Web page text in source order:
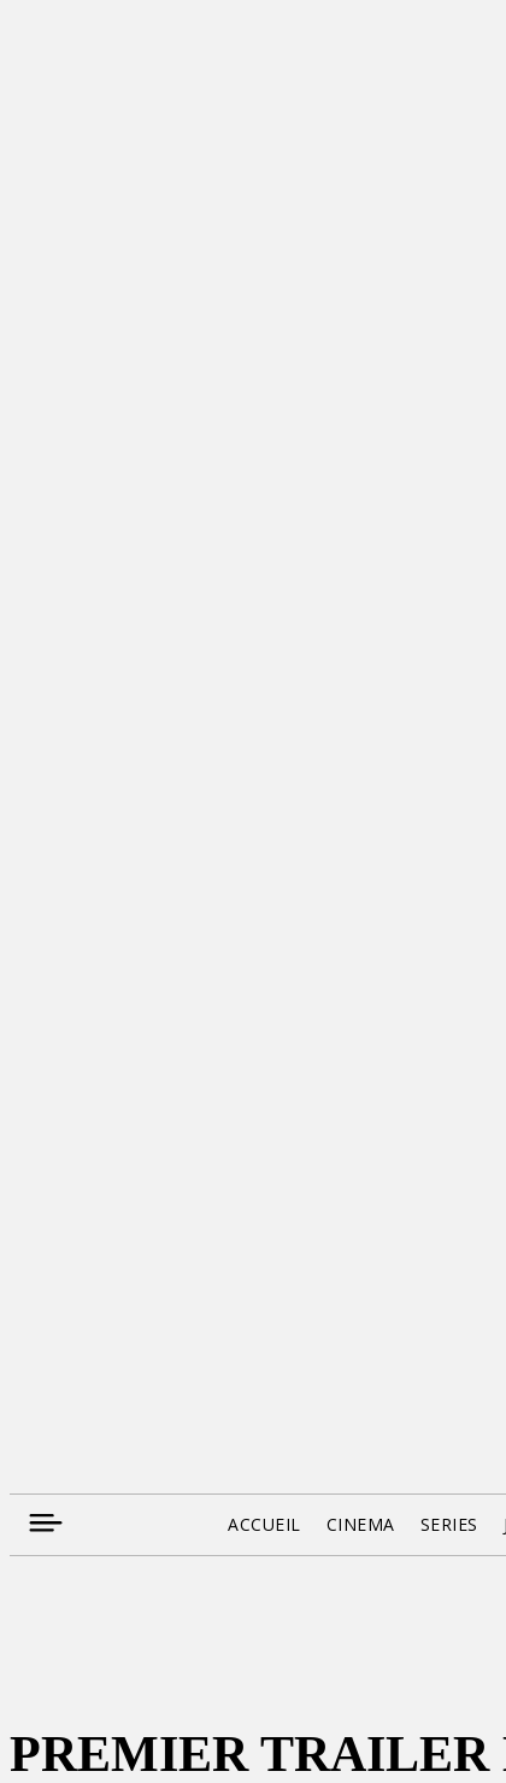
ACCUEIL CINEMA SERIES
PREMIER TRAILER